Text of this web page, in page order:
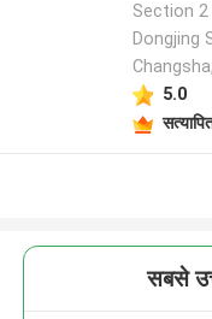
Section 2
Dongjing
5.0
सबसे